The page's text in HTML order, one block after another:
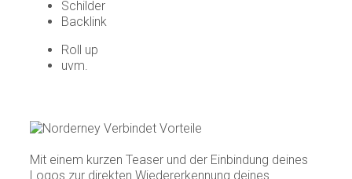
Schilder
Backlink
Roll up
uvm.
Mit einem kurzen Teaser und der Einbindung deines
Logos zur direkten Wiedererkennung deines